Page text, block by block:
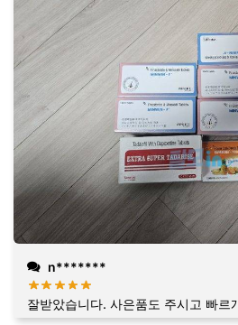
n*******
잘받았습니다. 사은품도 주시고 빠르